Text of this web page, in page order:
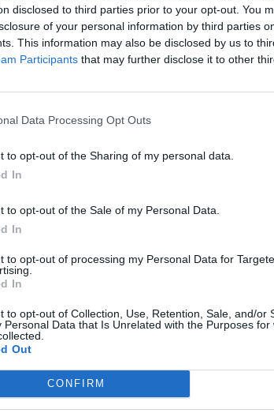
disclosed to third parties prior to your opt-out. You
of your personal information by third parties
This information may also be disclosed by us to
Participants that may further disclose it to other
Data Processing Opt Outs
to opt-out of the Sharing of my personal data.
In
to opt-out of the Sale of my Personal Data.
In
to opt-out of processing my Personal Data for
In
to opt-out of Collection, Use, Retention, Sale, and/or
Personal Data that Is Unrelated with the Purposes for
Out
CONFIRM
Classic Mantra